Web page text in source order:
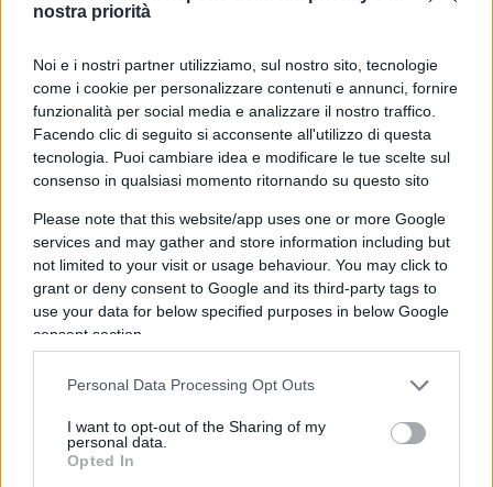
nostra priorità
Noi e i nostri partner utilizziamo, sul nostro sito, tecnologie
come i cookie per personalizzare contenuti e annunci, fornire
funzionalità per social media e analizzare il nostro traffico.
Facendo clic di seguito si acconsente all'utilizzo di questa
tecnologia. Puoi cambiare idea e modificare le tue scelte sul
consenso in qualsiasi momento ritornando su questo sito
Please note that this website/app uses one or more Google
services and may gather and store information including but
not limited to your visit or usage behaviour. You may click to
grant or deny consent to Google and its third-party tags to
use your data for below specified purposes in below Google
consent section.
Personal Data Processing Opt Outs
I want to opt-out of the Sharing of my
personal data.
Opted In
giunta. Bisogna togliere piste ciclabili e
Secondo lei il centrodestra in consiglio
comunale sta facendo un’opposizione un po’
troppo morbida a questa giunta?
Quelli dell’opposizione stanno cincischiando,
invece dovrebbe fare delle proposte e portarle
avanti. Sì, è una opposizione un po’ troppo
morbida.
Come giudica il tracollo della Lega nei
Salvini è di sinistra. Bisogna guardare la sua
storia. Frequentava il Leoncavallo ed era iscritto ai